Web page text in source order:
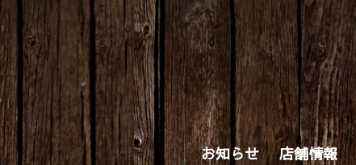
お知らせ 店舗情報